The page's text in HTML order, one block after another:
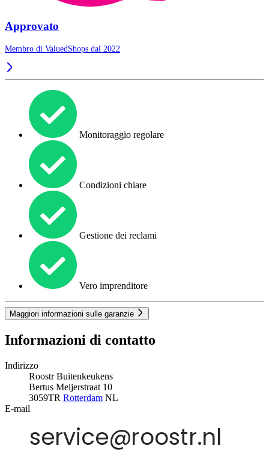
Approvato
Membro di ValuedShops dal 2022
Monitoraggio regolare
Condizioni chiare
Gestione dei reclami
Vero imprenditore
Maggiori informazioni sulle garanzie
Informazioni di contatto
Indirizzo
Roostr Buitenkeukens
Bertus Meijerstraat 10
3059TR Rotterdam NL
E-mail